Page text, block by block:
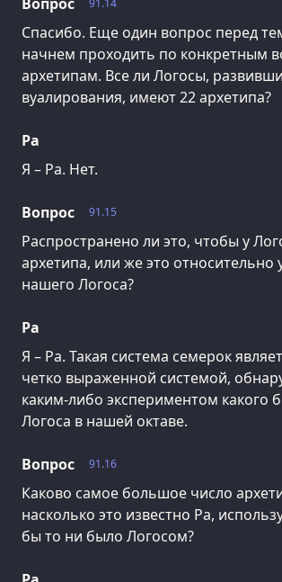
91.14
Спасибо. Еще один вопрос перед
начнем проходить по конкретным
архетипам. Все ли Логосы,
вуалирования, имеют 22 архетипа?
Ра
Я – Ра. Нет.
91.15
Вопрос
Распространено ли это, чтобы у
архетипа, или же это относительно
нашего Логоса?
Ра
Я – Ра. Такая система семерок
четко выраженной системой,
каким-либо экспериментом какого
Логоса в нашей октаве.
91.16
Вопрос
Каково самое большое число
насколько это известно Ра,
бы то ни было Логосом?